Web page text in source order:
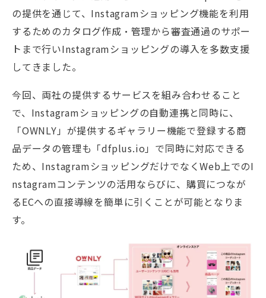
の提供を通じて、Instagramショッピング機能を利用
するためのカタログ作成・管理から審査通過のサポー
トまで行いInstagramショッピングの導入を多数支援
してきました。
今回、両社の提供するサービスを組み合わせること
で、Instagramショッピングの自動連携と同時に、
「OWNLY」が提供するギャラリー機能で登録する商
品データの管理も「dfplus.io」で同時に対応できる
ため、InstagramショッピングだけでなくWeb上でのI
nstagramコンテンツの活用ならびに、購買につなが
るECへの直接導線を簡単に引くことが可能となりま
す。